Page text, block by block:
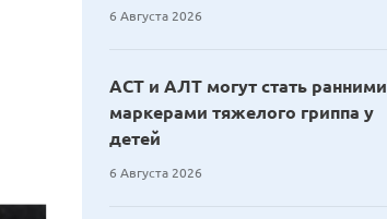
6 Августа 2026
АСТ и АЛТ могут стать ранними
маркерами тяжелого гриппа у
детей
6 Августа 2026